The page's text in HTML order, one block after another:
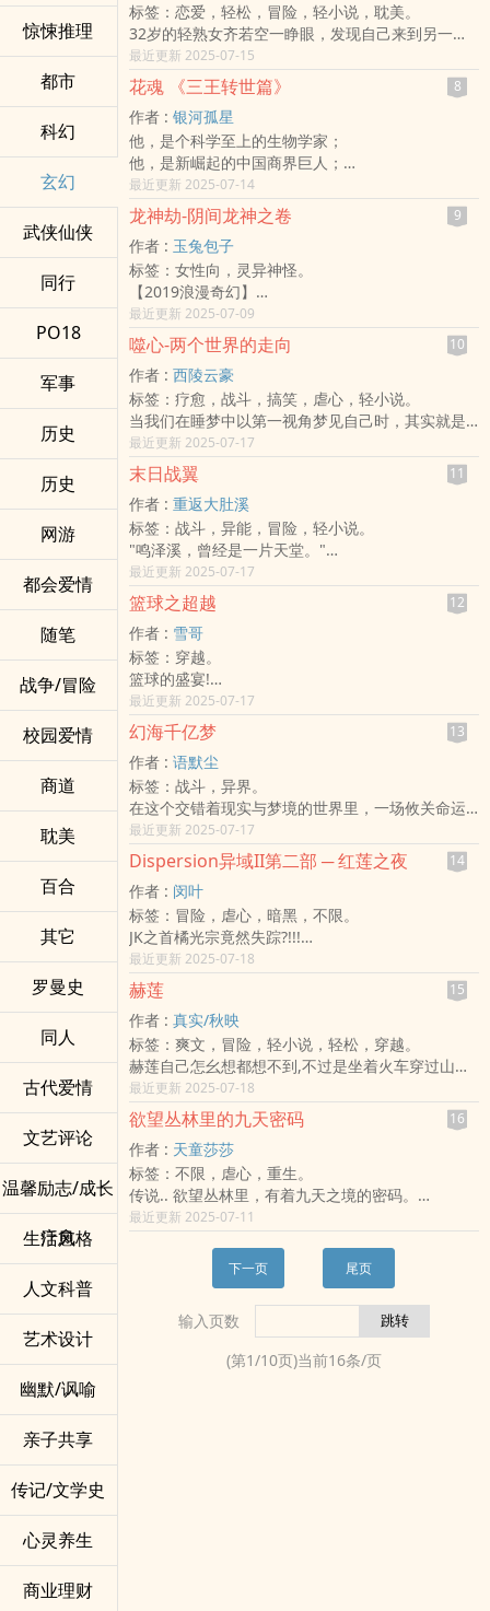
惊悚推理
都市
科幻
玄幻
武侠仙侠
同行
PO18
军事
历史
历史
网游
都会爱情
随笔
战争/冒险
校园爱情
商道
耽美
百合
其它
罗曼史
同人
古代爱情
文艺评论
温馨励志/成长
疗愈
生活风格
人文科普
艺术设计
幽默/讽喻
亲子共享
传记/文学史
心灵养生
商业理财
标签：恋爱，轻松，冒险，轻小说，耽美。
32岁的轻熟女齐若空一睁眼，发现自己来到另一个
世界，满室的古色古香、嚎啕大哭的妇人，以及她
胯间那不该出现的东西......OMG，这是哪招？怎幺
莫名奇妙成为17岁的齐若空公子？
狗血的事还不只这桩，母胎单身的她变成他之后，
突然大受欢迎，这、这，这是什幺节奏？
最近更新 2025-07-15
花魂 《三王转世篇》 8
作者 : 银河孤星
他，是个科学至上的生物学家；
他，是新崛起的中国商界巨人；
他，是恶名昭彰的国际通缉犯。
三个在前世有着难以割舍的关系的男人在现代相
逢，是上天要他们算清彼此的债，还是要让他们化
解恩怨呢？
《三王转世篇》
年轻生物学家袁天浩与好友韩石发现了一个奇怪的
古瓶，经调查后竟找不到它的朝代，韩石认为可以
凭此发掘出一个被烟没了的皇朝。天浩辗转碰上年
轻中国商界巨人慕容柏和穷凶极恶的通缉犯赵傲
生，均不约而同地记起一些奇怪的回忆…在五代十国
末代，原来还存在一个被抹杀了的皇朝，三人在前
世的关系是恩？是仇？历史之谜有待解开……
最近更新 2025-07-14
龙神劫-阴间龙神之卷 9
作者 : 玉兔包子
标签：女性向，灵异神怪。
【2019浪漫奇幻】
祂，白龙之子，阴间龙神。食花啃果，吞尽作乱阴
间之魂。
她，阳间女子，阴间将领。驱鬼除妖，挽救尚存阳
寿之人。
最近阴间来了个......看起来很好吃的生灵，一名阳寿
未尽的阳间女童。
初见时，祂移开嘴边的果实，朝她打量了好几眼，
那时，她打探左右四周一阵子后，沉静离去。
二见时，祂一边食着红艳的花瓣，一边望着长大些
许的女童。那时，她手持着青色长剑，柔软的身子
旋舞着古老优美的步伐，一挑一刺铲除阻挡阳间之
路的阴间恶鬼。
三见时，祂一口气吞了作乱阴间的恶鬼，正因着那
难吃的味儿而感到反胃作呕时.....却被长大了的她砍
但是.....啊啊啊，汝近看越显得美味了！块来给本大
爷咬一口呗！（づ > 3<)づ
本作将转收费模式，感恩大家愿意以小额付费的方
式支持线上原创作品。
※台币兑换PO币比例为1:100，购买只需台币20-21
元。
#书名有龙，主角是人
#主角各种被吃
#这世道，不是GET龙宠(?)就是被龙吃
最近更新 2025-07-09
噬心-两个世界的走向 10
作者 : 西陵云豪
标签：疗愈，战斗，搞笑，虐心，轻小说。
当我们在睡梦中以第一视角梦见自己时，其实就是
两个世界的自己因为能量差而相互联系，梦醒时就
是能量平衡到能互为反物质后为了不彼此泯灭而强
行段开的结果，只是一般情况下这种能量交流对双
方并不会提升或减少太多，因而会被当作睡迷糊或
是灵感突发而忽略。不过也有少数比较极端的各
案，因另一条时间线上的自己太会内卷或太过懒惰
导致这条时间线的自己某天一觉醒来突然顿悟或是
失智。
----------
非后宫文，女主在很后面的章节才会出现，前几十
章可将其当作无女主文来阅读。
最近更新 2025-07-17
末日战翼 11
作者 : 重返大肚溪
标签：战斗，异能，冒险，轻小说。
"鸣泽溪，曾经是一片天堂。"
清澈的溪水在阳光的照耀下如水晶般透亮，河岸两
侧覆满翠绿的草木，随风摇曳，鸟儿轻快地穿梭于
头间，空气中仿佛都能闻到自然的清新香氛，鸣泽
溪为此地最大的水鸟栖息地，许多鸟类会在这里栖
息以及觅食，为这片生态增添了灵动的身影。
如今，西元一九三九年的鸣泽溪笼罩在一片诡异的
氛围中。
烟雾弥漫，灰蒙蒙的天空压得人喘不过气，溪河岸
两旁堆满了塑胶瓶、垃圾袋和碎裂的玻璃瓶，散发
出腐臭的气息，原本在这安居的候鸟、两栖类以及
各种微生物，如今正面临一场生死攸关的抉择──要
离开还是死去？
IG: @8duc114
最近更新 2025-07-17
篮球之超越 12
作者 : 雪哥
标签：穿越。
篮球的盛宴!
小说全部存属虚构!
最近更新 2025-07-17
幻海千亿梦 13
作者 : 语默尘
标签：战斗，异界。
在这个交错着现实与梦境的世界里，一场攸关命运
的探索即将展开。
黎星，一名普通的资讯工程师，却拥有一种奇异的
能力——他的梦境不仅是幻想，更能影响现实。当
银色光之海呼唤他踏入幻海之境，他才发现梦境的
背后隐藏着一场不为人知的战争。梦境领航者月影
告诉他，整个梦境世界正在崩解，而唯一能阻止这
场毁灭的，正是他。
在探索梦境的过程中，他邂逅了星璃，一位能以画
笔捕捉梦境碎片的幻境画师。两人携手踏上逐梦之
旅，揭开梦境与现实间的连结。然而，他们的旅程
并不平坦——黑暗的统治者冥渊正试图吞噬所有梦
境，使它们永远成为幻狱的一部分。
梦境与现实的界限是否真的存在？黎星能否突破自
己的境界，拯救幻海，并掌握梦境的真正力量？
这是一场结合梦境探索、战斗试炼、爱情成长与哲
学思考的奇幻史诗，带你进入无限可能的世界，展
开一场千亿梦境交织的冒险。
类型：奇幻、梦境探索、哲学思考、战斗成长
特色：独特的梦境世界观、境界进阶系统、武器升
级、情感纠葛与终极决战
你觉得这样的书籍描述符合你的故事风格吗？如果
有特定的元素或风格想要加入，我可以再细化！
最近更新 2025-07-17
Dispersion异域II第二部 ─ 红莲之夜 14
作者 : 闵叶
标签：冒险，虐心，暗黑，不限。
JK之首橘光宗竟然失踪?!!!
兰陵和雷陵、和陵等人一同到了希腊克里特岛，寻
找橘光宗留下的最后一件线索所代表意义，没想到
她们在那里居然遇见的不是别人，而是---神???
最近更新 2025-07-18
赫莲 15
作者 : 真实/秋映
标签：爽文，冒险，轻小说，轻松，穿越。
赫莲自己怎幺想都想不到,不过是坐着火车穿过山洞
一眨眼
自己便来到异世界!
这个名为云武大陆的世界是个有着东方风格的奇特
世界
奇特的修行,奇特的生物
而莫名拥有了奇特力量的她,将在这个奇怪的世界找
寻回家的道路
但是在赫莲现在的情况却是件不简单的事情
到底赫莲能不能回家呢?
而她又会在这个世界遭遇到什幺事情呢?
让我们密切看下去!!!
#############
我的FB: 秋映就是秋映菊潽异想窝
最近更新 2025-07-18
欲望丛林里的九天密码 16
作者 : 天童莎莎
标签：不限，虐心，重生。
传说.. 欲望丛林里，有着九天之境的密码。
只有找到密码，汇聚能量，才能引发微光，燃起万
钧热力，冲破黑暗，拯救宇宙中那颗美丽星球-蓝
星，所面临前的空前劫难。
为了化解灾劫，神秘老叟穷毕身之力，召集了一众
各具独特气质身赋异禀的年轻人，展开了寻找密
码，拯救蓝星的旅程。
最近更新 2025-07-11
下一页 尾页
输入页数
(第1/10页)当前16条/页